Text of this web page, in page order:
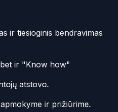
ir tiesioginis bendravimas
ir "Know how"
atstovo.
ir prižiūrime.